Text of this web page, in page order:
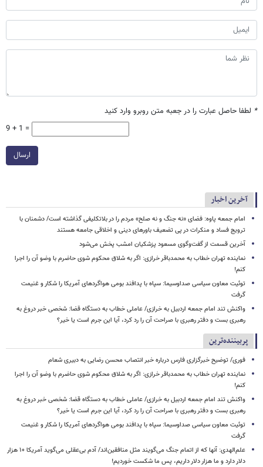
* لطفا حاصل عبارت را در جعبه متن روبرو وارد کنید
9 + 1 =
ارسال
آخرین اخبار
امام جمعه پاوه: فضای «نه جنگ و نه صلح» مردم را در بلاتکلیفی گذاشته است/ دشمنان با
ترویج فساد و منکرات در پی تضعیف باورهای دینی و اخلاقی جامعه هستند
آخرین قسمت از گفت‌وگوی مسعود پزشکیان امشب پخش می‌شود
نماینده تهران خطاب به محمدباقر خرازی: اگر به شلاق محکوم شوی حاضرم با وضو آن را اجرا
کنم!
توئیت معاون سیاسی صداوسیما: سپاه با پدافند بومی هواگردهای آمریکا را شکار و غنیمت
گرفت
واکنش تند امام جمعه اردبیل به خرازی/ عاملی خطاب به دستگاه قضا: شخصی خبر دروغ به
رهبری بست و دفتر رهبری با صراحت آن را رد کرد، آیا این جرم است یا خیر؟
پربیننده‌ترین
فوری/ توضیح خبرگزاری فارس درباره خبر انتصاب محسن رضایی به دبیری شعام
نماینده تهران خطاب به محمدباقر خرازی: اگر به شلاق محکوم شوی حاضرم با وضو آن را اجرا
کنم!
واکنش تند امام جمعه اردبیل به خرازی/ عاملی خطاب به دستگاه قضا: شخصی خبر دروغ به
رهبری بست و دفتر رهبری با صراحت آن را رد کرد، آیا این جرم است یا خیر؟
توئیت معاون سیاسی صداوسیما: سپاه با پدافند بومی هواگردهای آمریکا را شکار و غنیمت
گرفت
علم‌الهدی: آنها که از اتمام جنگ می‌گویند مثل منافقین‌اند/ آدم بی‌عقلی می‌گوید آمریکا ۱۰ هزار
دلار دارد و ما هزار دلار داریم، پس ما شکست خوردیم!